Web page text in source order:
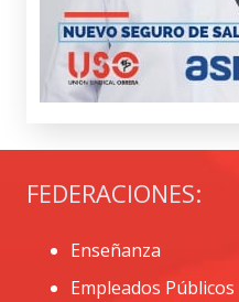
FEDERACIONES:
Enseñanza
Empleados Públicos